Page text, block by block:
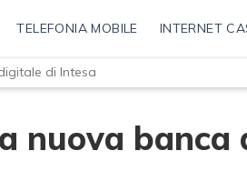
TELEFONIA MOBILE INTERNET
di Intesa
nuova banca